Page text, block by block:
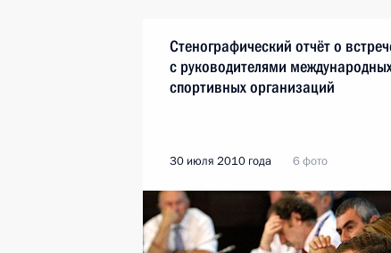
Стенографический отчёт о
с руководителями
спортивных организаций
30 июля 2010 года 6 фото